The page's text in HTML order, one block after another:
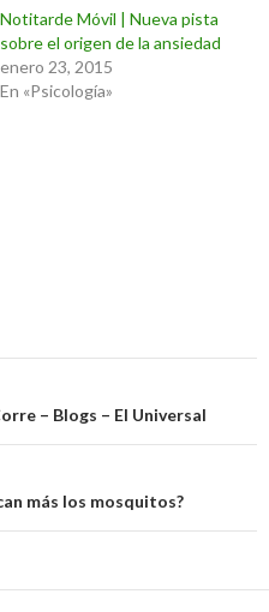
Notitarde Móvil | Nueva pista
sobre el origen de la ansiedad
enero 23, 2015
En «Psicología»
– Blogs – El Universal
más los mosquitos?